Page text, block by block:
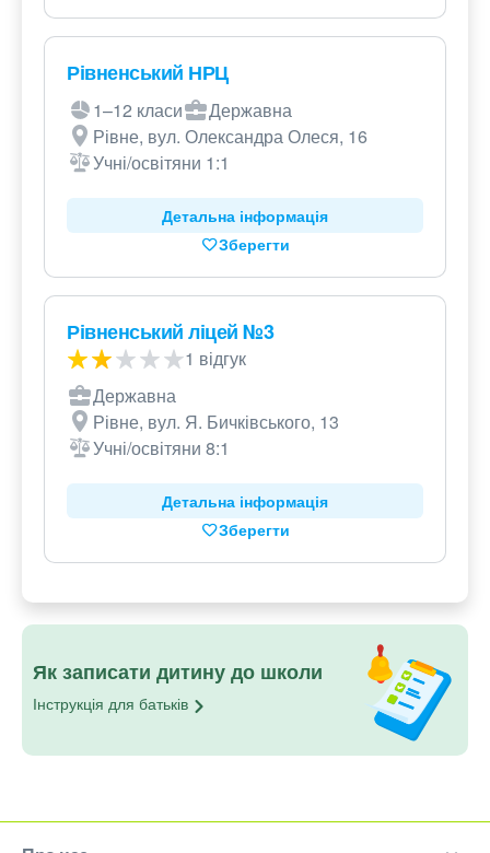
Рівненський НРЦ
1–12 класи
Державна
Рівне, вул. Олександра Олеся, 16
Учні/освітяни 1:1
Детальна інформація
Зберегти
Рівненський ліцей №3
1 відгук
Державна
Рівне, вул. Я. Бичківського, 13
Учні/освітяни 8:1
Детальна інформація
Зберегти
Як записати дитину до школи
Інструкція для батьків